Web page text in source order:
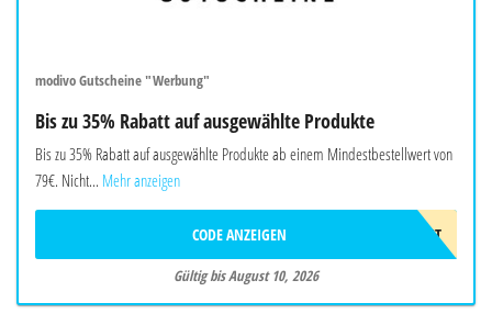
modivo Gutscheine "Werbung"
Bis zu 35% Rabatt auf ausgewählte Produkte
Bis zu 35% Rabatt auf ausgewählte Produkte ab einem Mindestbestellwert von
79€. Nicht... Mehr anzeigen
LAST
CODE ANZEIGEN
Gültig bis August 10, 2026